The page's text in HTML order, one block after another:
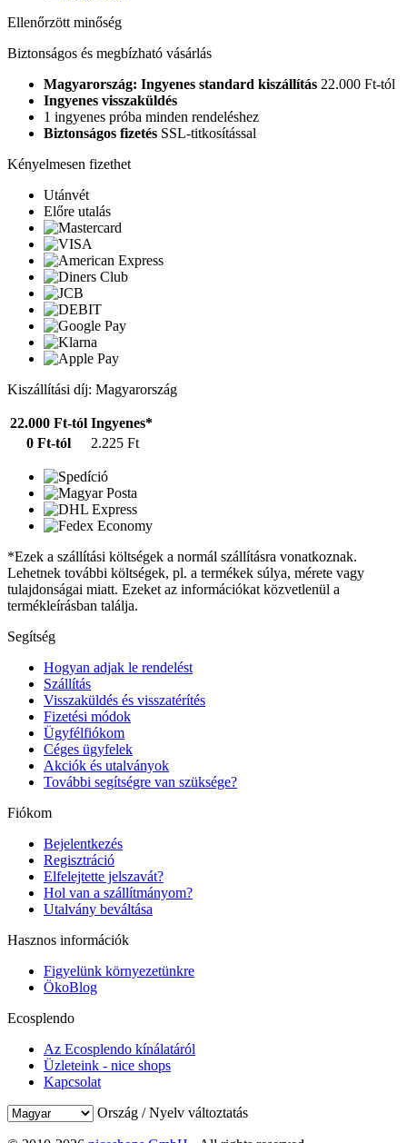
Ellenőrzött minőség
Biztonságos és megbízható vásárlás
Magyarország: Ingyenes standard kiszállítás 22.000 Ft-tól
Ingyenes visszaküldés
1 ingyenes próba minden rendeléshez
Biztonságos fizetés SSL-titkosítással
Kényelmesen fizethet
Utánvét
Előre utalás
Kiszállítási díj: Magyarország
22.000 Ft-tól Ingyenes*
0 Ft-tól
2.225 Ft
*Ezek a szállítási költségek a normál szállításra vonatkoznak.
Lehetnek további költségek, pl. a termékek súlya, mérete vagy
tulajdonságai miatt. Ezeket az információkat közvetlenül a
termékleírásban találja.
Segítség
Hogyan adjak le rendelést
Szállítás
Visszaküldés és visszatérítés
Fizetési módok
Ügyfélfiókom
Céges ügyfelek
Akciók és utalványok
További segítségre van szüksége?
Fiókom
Bejelentkezés
Regisztráció
Elfelejtette jelszavát?
Hol van a szállítmányom?
Utalvány beváltása
Hasznos információk
Figyelünk környezetünkre
ÖkoBlog
Ecosplendo
Az Ecosplendo kínálatáról
Üzleteink - nice shops
Kapcsolat
Ország / Nyelv változtatás